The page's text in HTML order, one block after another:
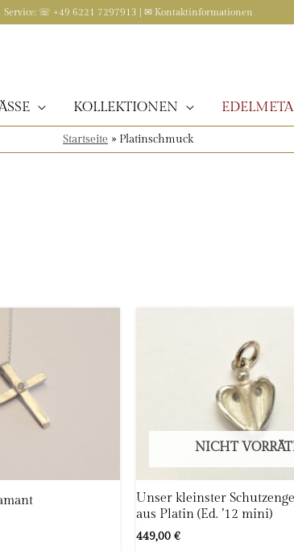
Service: ☏ +49 6221 7297913 | ✉ Kontaktinformationen
KOLLEKTIONEN
Startseite » Platinschmuck
NICHT
Unser kleinster
aus Platin (Ed. ’12 mini)
449,00 €